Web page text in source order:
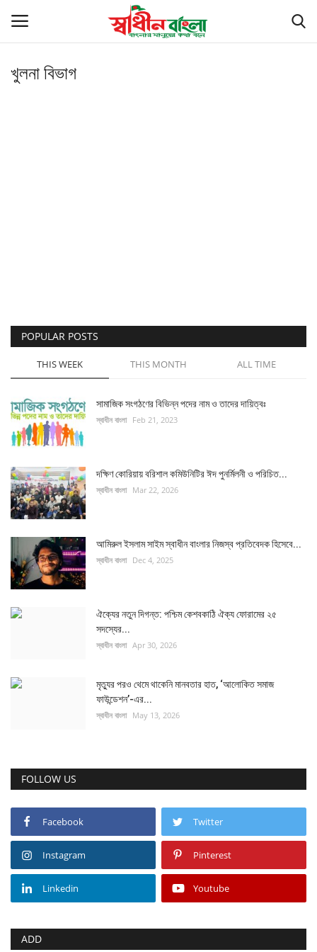
Login
চাকরি
বিনোদন
দেশজুড়ে
Gallery
অন্যান্য
খুলনা বিভাগ
POPULAR POSTS
THIS WEEK THIS MONTH ALL TIME
সামাজিক সংগঠণের বিভিন্ন পদের নাম ও তাদের দায়িত্বঃ
স্বাধীন বাংলা Feb 21, 2023
দক্ষিণ কোরিয়ায় বরিশাল কমিউনিটির ঈদ পুনর্মিলনী ও পরিচিত...
স্বাধীন বাংলা Mar 22, 2026
আমিরুল ইসলাম সাইম স্বাধীন বাংলার নিজস্ব প্রতিবেদক হিসেবে...
স্বাধীন বাংলা Dec 4, 2025
ঐক্যের নতুন দিগন্ত: পশ্চিম কেশবকাঠি ঐক্য ফোরামের ২৫
সদস্যের...
স্বাধীন বাংলা Apr 30, 2026
মৃত্যুর পরও থেমে থাকেনি মানবতার হাত, ‘আলোকিত সমাজ
ফাউন্ডেশন’-এর...
স্বাধীন বাংলা May 13, 2026
FOLLOW US
Facebook Twitter
Instagram Pinterest
Linkedin Youtube
ADD